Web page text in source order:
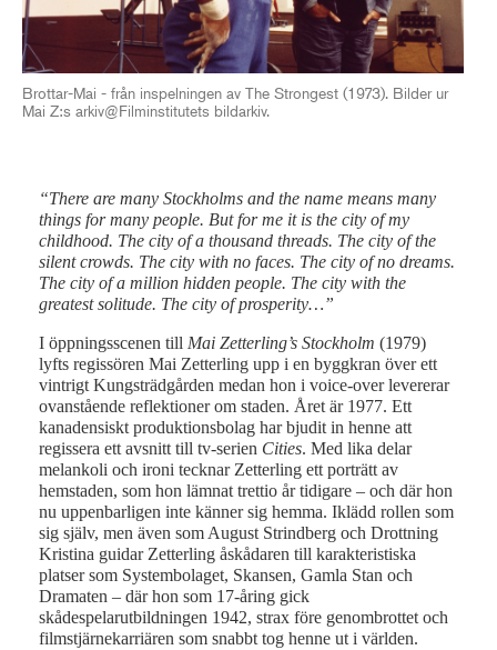
Brottar-Mai - från inspelningen av The Strongest (1973). Bilder ur
Mai Z:s arkiv@Filminstitutets bildarkiv.
“There are many Stockholms and the name means many
things for many people. But for me it is the city of my
childhood. The city of a thousand threads. The city of the
silent crowds. The city with no faces. The city of no dreams.
The city of a million hidden people. The city with the
greatest solitude. The city of prosperity…”
I öppningsscenen till Mai Zetterling’s Stockholm (1979)
lyfts regissören Mai Zetterling upp i en byggkran över ett
vintrigt Kungsträdgården medan hon i voice-over levererar
ovanstående reflektioner om staden. Året är 1977. Ett
kanadensiskt produktionsbolag har bjudit in henne att
regissera ett avsnitt till tv-serien Cities. Med lika delar
melankoli och ironi tecknar Zetterling ett porträtt av
hemstaden, som hon lämnat trettio år tidigare – och där hon
nu uppenbarligen inte känner sig hemma. Iklädd rollen som
sig själv, men även som August Strindberg och Drottning
Kristina guidar Zetterling åskådaren till karakteristiska
platser som Systembolaget, Skansen, Gamla Stan och
Dramaten – där hon som 17-åring gick
skådespelarutbildningen 1942, strax före genombrottet och
filmstjärnekarriären som snabbt tog henne ut i världen.